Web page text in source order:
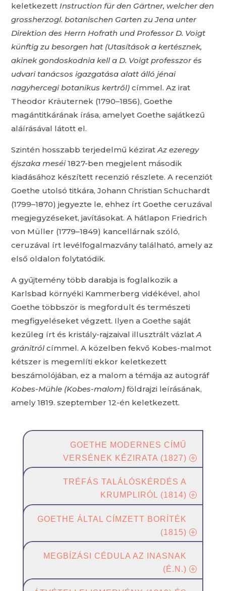
keletkezett Instruction für den Gärtner, welcher den
grossherzogl. botanischen Garten zu Jena unter
Direktion des Herrn Hofrath und Professor D. Voigt
künftig zu besorgen hat (Utasítások a kertésznek,
akinek gondoskodnia kell a D. Voigt professzor és
udvari tanácsos igazgatása alatt álló jénai
nagyhercegi botanikus kertről) címmel. Az irat
Theodor Kräuternek (1790–1856), Goethe
magántitkárának írása, amelyet Goethe sajátkezű
aláírásával látott el.
Szintén hosszabb terjedelmű kéziratAz ezeregy
éjszaka meséi1827-ben megjelent második
kiadásához készített recenzió részlete. A recenziót
Goethe utolsó titkára, Johann Christian Schuchardt
(1799–1870) jegyezte le, ehhez írt Goethe ceruzával
megjegyzéseket, javításokat. A hátlapon Friedrich
von Müller (1779–1849) kancellárnak szóló,
ceruzával írt levélfogalmazvány található, amely az
első oldalon folytatódik.
A gyűjtemény több darabja is foglalkozik a
Karlsbad környéki Kammerberg vidékével, ahol
Goethe többször is megfordult és természeti
megfigyeléseket végzett. Ilyen a Goethe saját
kezűleg írt és kristály-rajzaival illusztrált vázlatA
gránitrólcímmel. A közelben fekvő Kobes-malmot
kétszer is megemlíti ekkor keletkezett
beszámolójában, ez a malom a témája az autográf
Kobes-Mühle (Kobes-malom) földrajzi leírásának,
amely 1819. szeptember 12-én keletkezett.
GOETHE MODERNES CÍMŰ
VERSÉNEK KÉZIRATA (1827)
TRÉFÁS TALÁLÓSKÉRDÉS A
KRUMPLIRÓL (1814)
GOETHE ÁLTAL CÍMZETT BORÍTÉK
(1815)
MEGBÍZÁSI CÉDULA AZ INASNAK
(É.N.)